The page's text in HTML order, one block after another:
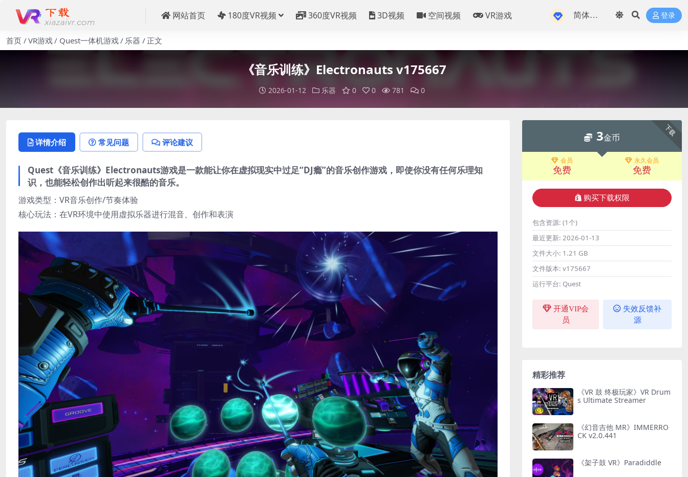
网站首页 180度VR视频 360度VR视频 3D视频 空间视频 VR游戏 登录
首页 VR游戏 Quest一体机游戏 乐器 正文
《音乐训练》Electronauts v175667
2026-01-12 乐器 0 0 781 0
详情介绍 常见问题 评论建议
Quest《音乐训练》Electronauts游戏是一款能让你在虚拟现实中过足“DJ瘾”的音乐创作游戏，即使你没有任何乐理知
识，也能轻松创作出听起来很酷的音乐。
游戏类型：VR音乐创作/节奏体验
​核心玩法​：在VR环境中使用虚拟乐器进行混音、创作和表演
下载
3金币
会员
免费
永久会员
免费
购买下载权限
包含资源: (1个)
最近更新: 2026-01-13
文件大小: 1.21 GB
文件版本: v175667
运行平台: Quest
开通VIP会
员
失效反馈补
源
精彩推荐
《VR 鼓 终极玩家》VR Drum
s Ultimate Streamer
《幻音吉他 MR》IMMERRO
CK v2.0.441
《架子鼓 VR》Paradiddle